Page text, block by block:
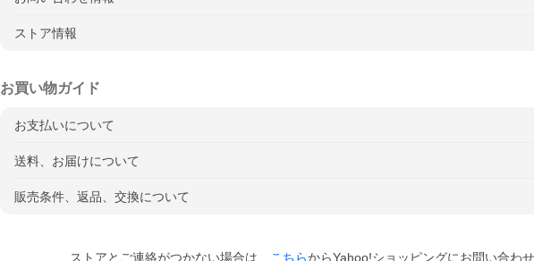
ストア情報
お買い物ガイド
お支払いについて
送料、お届けについて
販売条件、返品、交換について
ストアとご連絡がつかない場合は、 こちらからYahoo!ショッピングにお問い合わせ